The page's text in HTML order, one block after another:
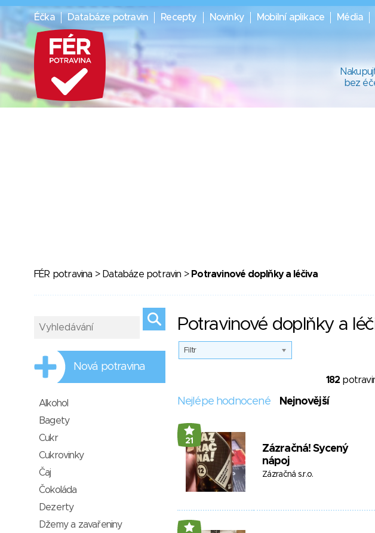
Éčka Databáze potravin Recepty Novinky Mobilní aplikace Média
bez
FÉR potravina > Databáze potravin > Potravinové doplňky a léčiva
Potravinové doplňky a
Filtr
182
Nejlépe hodnocené Nejnovější
21
Zázračná! Sycený
nápoj
Zázračná s.r.o.
Nová potravina
Alkohol
Bagety
Cukr
Cukrovinky
Čaj
Čokoláda
Dezerty
Džemy a zavařeniny